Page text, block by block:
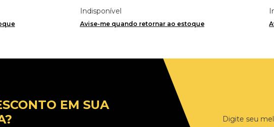
Indisponível
Avise-me quando retornar ao estoque
EM SUA
Digite seu